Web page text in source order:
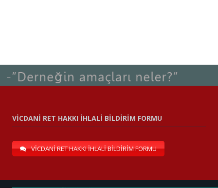
VİCDANİ RET HAKKI İHLALİ BİLDİRİM FORMU
VİCDANİ RET HAKKI İHLALİ BİLDİRİM FORMU